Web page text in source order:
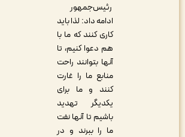
رئیس‌جمهور
ادامه داد: لذا باید
کاری کنند که ما با
هم دعوا کنیم، تا
آنها بتوانند راحت
منابع ما را غارت
کنند و ما برای
یکدیگر تهدید
باشیم تا آنها نفت
ما را ببرند و در